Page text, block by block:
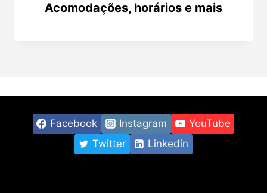
Acomodações, horários e mais
Facebook Instagram
YouTube
Twitter
Linkedin